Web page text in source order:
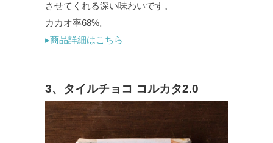
させてくれる深い味わいです。
カカオ率68%。
▸商品詳細はこちら
3、タイルチョコ コルカタ2.0